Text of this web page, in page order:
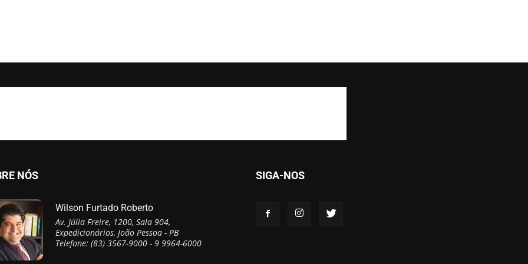
NÓS
Wilson Furtado Roberto
Av. Júlia Freire, 1200, Sala 904,
Expedicionários, João Pessoa - PB
Telefone: (83) 3567-9000 - 9 9964-6000
SIGA-NOS